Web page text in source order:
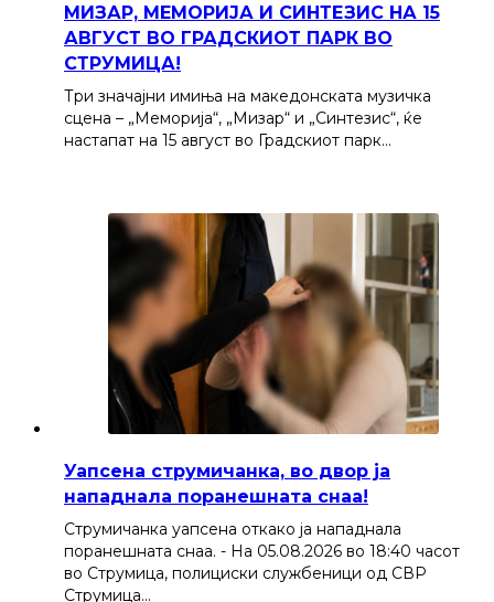
МИЗАР, МЕМОРИЈА И СИНТЕЗИС НА 15
АВГУСТ ВО ГРАДСКИОТ ПАРК ВО
СТРУМИЦА!
Три значајни имиња на македонската музичка
сцена – „Меморија“, „Мизар“ и „Синтезис“, ќе
настапат на 15 август во Градскиот парк…
Уапсена струмичанка, во двор ја
нападнала поранешната снаа!
Струмичанка уапсена откако ја нападнала
поранешната снаа. - На 05.08.2026 во 18:40 часот
во Струмица, полициски службеници од СВР
Струмица…